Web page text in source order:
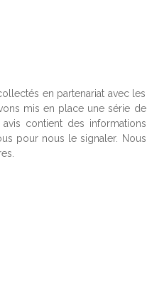
en partenariat avec les
mis en place une série de
contient des informations
pour nous le signaler. Nous